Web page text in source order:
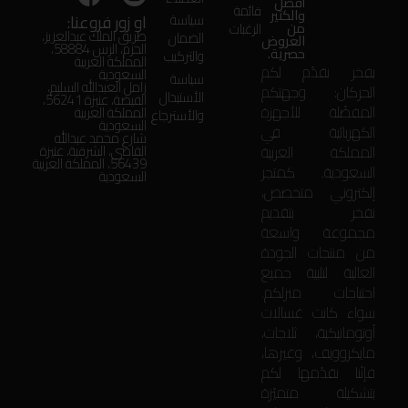
والكثير
من
العروض
حصرية.
بفخر نقدّم لكم
الحركان: وجهتكم
المفضّلة للأجهزة
الكهربائية في
المملكة العربية
السعودية. كمتجر
إلكتروني متخصص،
نفخر بتقديم
مجموعة واسعة
من منتجات الجودة
العالية لتلبية جميع
احتياجات منزلكم.
سواء كانت غسالات
أوتوماتيكية، ثلاجات،
مايكروويف، وغيرها،
فإنّنا نقدّمها لكم
بتشكيلة متميّزة
قائمة
الرغبات
سياسة
الضمان
والتركيب
سياسة
الأستبدال
والأسترجاع
او زور فروعنا:
طريق الملك عبدالعزيز،
الحزم، الرس 58884،
المملكة العربية
السعودية
زامل العبدالله السليم،
الفيضة، عنيزة 56241،
المملكة العربية
السعودية
شارع محمد عبدالله
القاضي، الشرقية، عنيزة
56439، المملكة العربية
السعودية